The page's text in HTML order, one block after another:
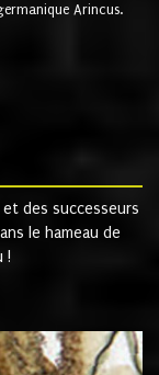
Arincus.
et des successeurs
le hameau de
!